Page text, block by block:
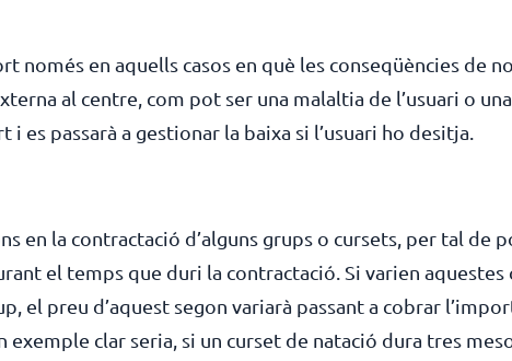
només en aquells casos en què les conseqüències de
al centre, com pot ser una malaltia de l’usuari o
es passarà a gestionar la baixa si l’usuari ho desitja.
en la contractació d’alguns grups o cursets, per tal de
el temps que duri la contractació. Si varien
el preu d’aquest segon variarà passant a cobrar
clar seria, si un curset de natació dura tres